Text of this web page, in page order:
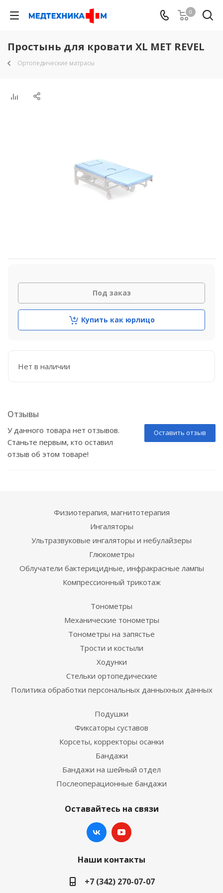
0
Простынь для кровати XL MET REVEL
Ортопедические матрасы
Под заказ
Купить как юрлицо
Нет в наличии
Отзывы
Оставить отзыв
У данного товара нет отзывов.
Станьте первым, кто оставил
отзыв об этом товаре!
Физиотерапия, магнитотерапия
Ингаляторы
Ультразвуковые ингаляторы и небулайзеры
Глюкометры
Облучатели бактерицидные, инфракрасные лампы
Компрессионный трикотаж
Тонометры
Механические тонометры
Тонометры на запястье
Трости и костыли
Ходунки
Стельки ортопедические
Политика обработки персональных данныхных данных
Подушки
Фиксаторы суставов
Корсеты, корректоры осанки
Бандажи
Бандажи на шейный отдел
Послеоперационные бандажи
Оставайтесь на связи
Наши контакты
+7 (342) 270-07-07